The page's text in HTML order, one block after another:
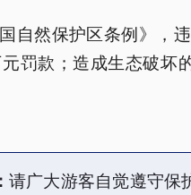
自然保护区条例》，
罚款；造成生态破坏
请广大游客自觉遵守保